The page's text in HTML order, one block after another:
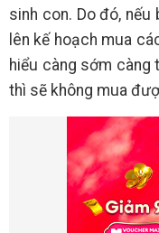
sinh con. Do đó,
lên kế hoạch mua
hiểu càng sớm càng
thì sẽ không mua